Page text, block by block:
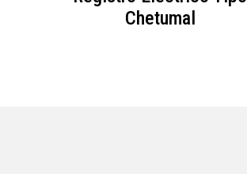
Chetumal